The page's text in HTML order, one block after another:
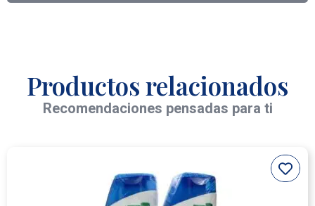
Productos relacionados
Recomendaciones pensadas para ti